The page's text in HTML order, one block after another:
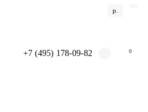
р.
+7 (495) 178-09-82 0